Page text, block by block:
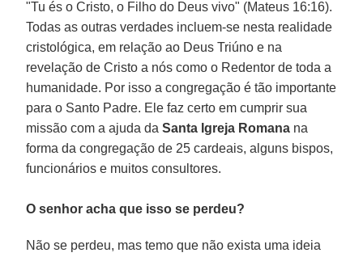
"Tu és o Cristo, o Filho do Deus vivo" (Mateus 16:16).
Todas as outras verdades incluem-se nesta realidade
cristológica, em relação ao Deus Triúno e na
revelação de Cristo a nós como o Redentor de toda a
humanidade. Por isso a congregação é tão importante
para o Santo Padre. Ele faz certo em cumprir sua
missão com a ajuda daSanta Igreja Romana na
forma da congregação de 25 cardeais, alguns bispos,
funcionários e muitos consultores.
O senhor acha que isso se perdeu?
Não se perdeu, mas temo que não exista uma ideia